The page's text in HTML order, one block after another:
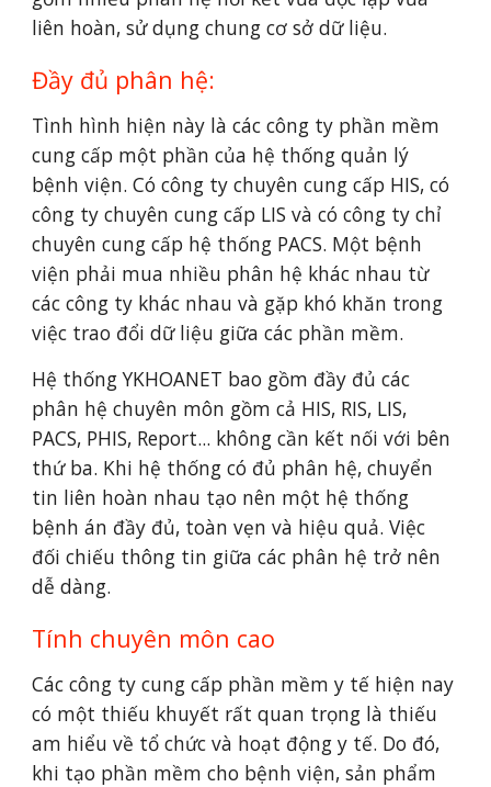
liên hoàn, sử dụng chung cơ sở dữ liệu.
Đầy đủ phân hệ:
Tình hình hiện này là các công ty phần mềm
cung cấp một phần của hệ thống quản lý
bệnh viện. Có công ty chuyên cung cấp HIS, có
công ty chuyên cung cấp LIS và có công ty chỉ
chuyên cung cấp hệ thống PACS. Một bệnh
viện phải mua nhiều phân hệ khác nhau từ
các công ty khác nhau và gặp khó khăn trong
việc trao đổi dữ liệu giữa các phần mềm.
Hệ thống YKHOANET bao gồm đầy đủ các
phân hệ chuyên môn gồm cả HIS, RIS, LIS,
PACS, PHIS, Report... không cần kết nối với bên
thứ ba. Khi hệ thống có đủ phân hệ, chuyển
tin liên hoàn nhau tạo nên một hệ thống
bệnh án đầy đủ, toàn vẹn và hiệu quả. Việc
đối chiếu thông tin giữa các phân hệ trở nên
dễ dàng.
Tính chuyên môn cao
Các công ty cung cấp phần mềm y tế hiện nay
có một thiếu khuyết rất quan trọng là thiếu
am hiểu về tổ chức và hoạt động y tế. Do đó,
khi tạo phần mềm cho bệnh viện, sản phẩm